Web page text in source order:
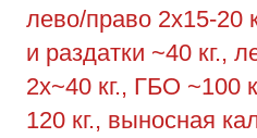
лево/право 2х15-20
и раздатки ~40 кг.,
2х~40 кг., ГБО ~100
120 кг., выносная